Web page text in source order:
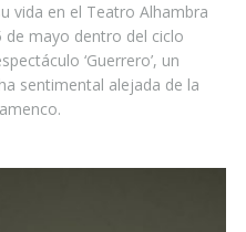
vida en el Teatro Alhambra
de mayo dentro del ciclo
‘Guerrero’, un
sentimental alejada de la